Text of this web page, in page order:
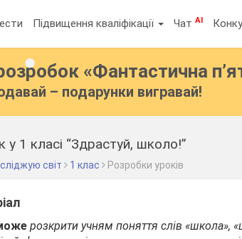
Підвищення кваліфікації ЧатAI
«Фантастична
– подарунки вигравай!
1 класі “Здрастуй, школо!”
світ 1 клас Розробки уроків
розкрити учням поняття слів «школа»,